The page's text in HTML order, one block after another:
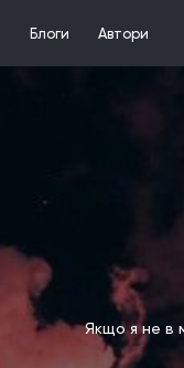
Блоги Автори
Якщо я не в